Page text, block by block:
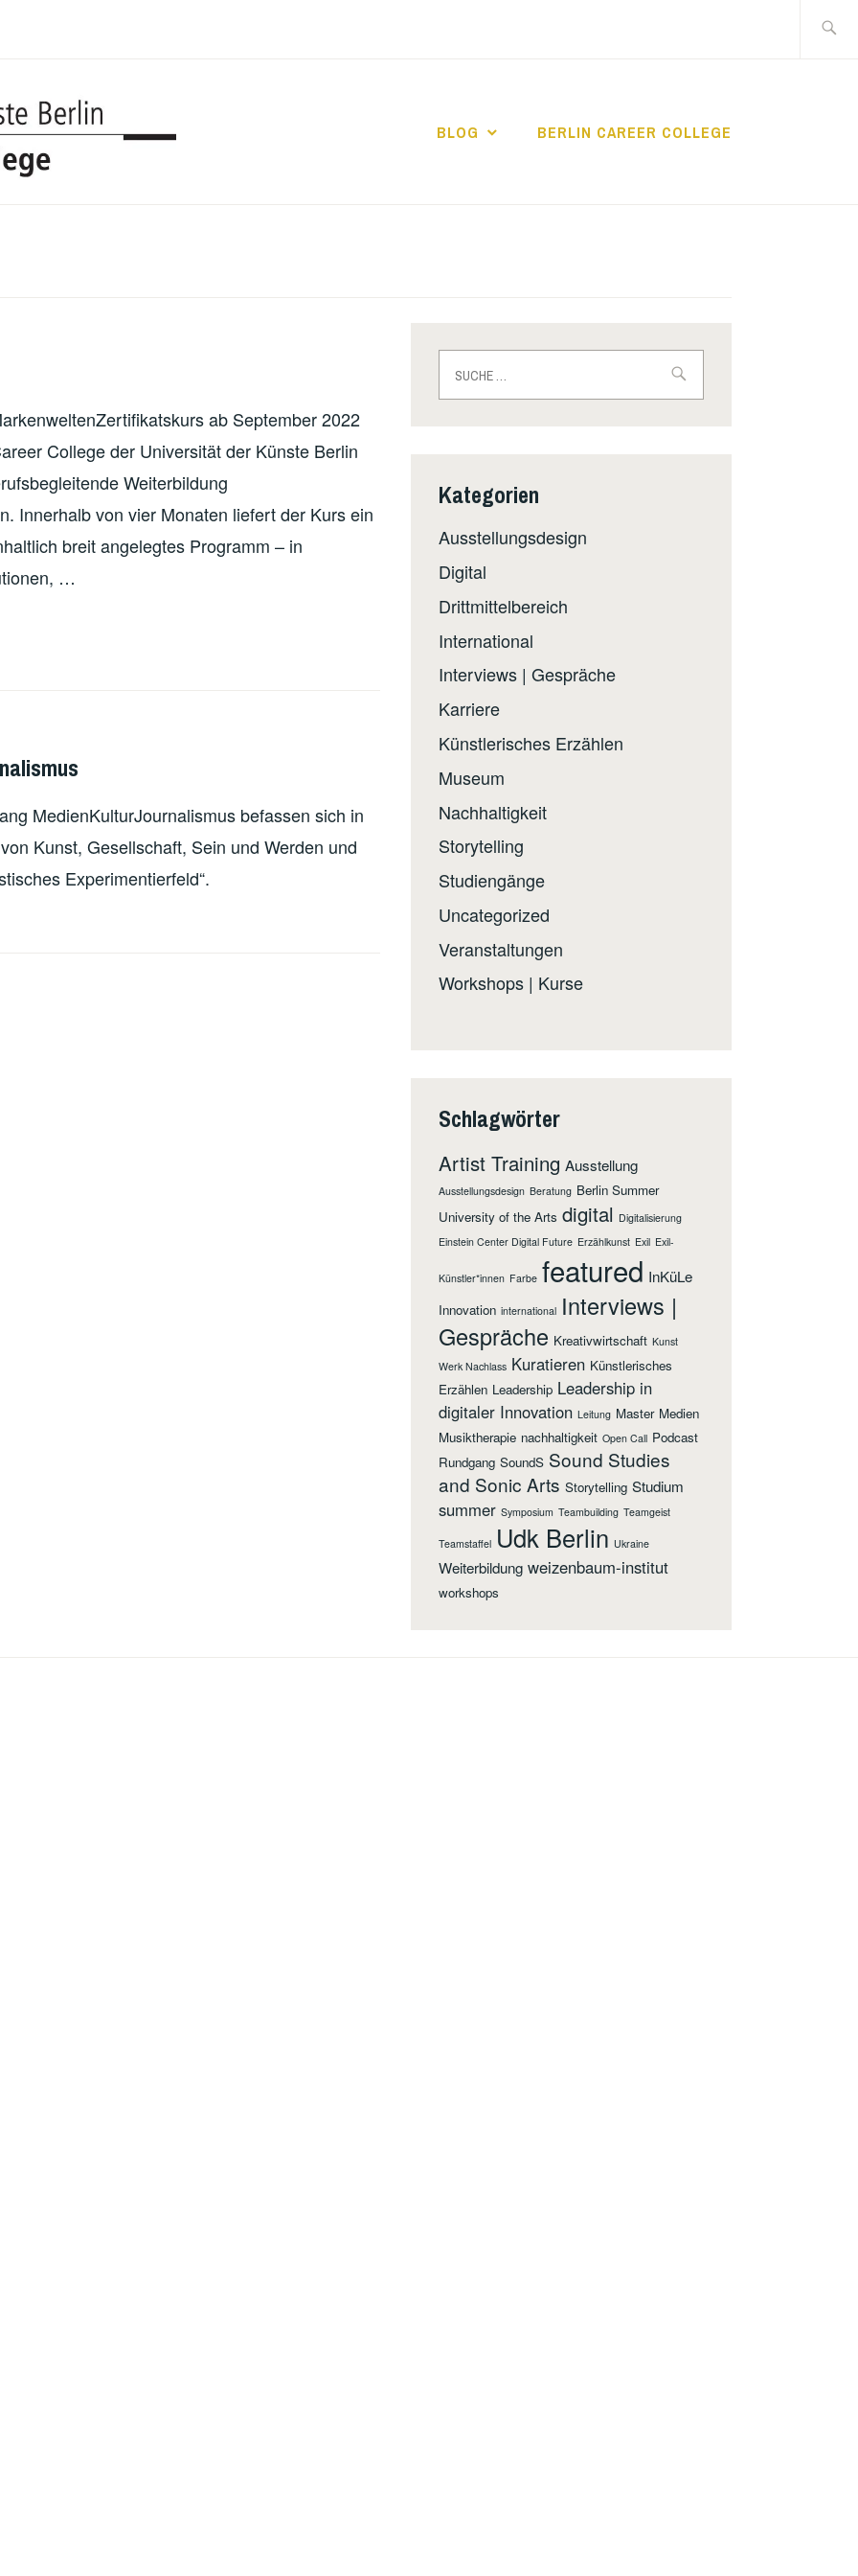
nach:
BLOG BERLIN CAREER COLLEGE
ab September 2022
College der Universität der Künste Berlin
Weiterbildung
Innerhalb von vier Monaten liefert der Kurs ein
breit angelegtes Programm – in
…
MedienKulturJournalismus befassen sich in
Kunst, Gesellschaft, Sein und Werden und
Experimentierfeld“.
nach:
Kategorien
Ausstellungsdesign
Digital
Drittmittelbereich
International
Interviews | Gespräche
Karriere
Künstlerisches Erzählen
Museum
Nachhaltigkeit
Storytelling
Studiengänge
Uncategorized
Veranstaltungen
Workshops | Kurse
Schlagwörter
Artist Training Ausstellung
Ausstellungsdesign Beratung Berlin Summer
University of the Arts digital Digitalisierung
Einstein Center Digital Future Erzählkunst Exil Exil-
Künstler*innen Farbe featured InKüLe
Innovation international Interviews |
Gespräche Kreativwirtschaft Kunst
Werk Nachlass Kuratieren Künstlerisches
Erzählen Leadership Leadership in
digitaler Innovation Leitung Master Medien
Musiktherapie nachhaltigkeit Open Call Podcast
Rundgang SoundS Sound Studies
and Sonic Arts Storytelling Studium
summer Symposium Teambuilding Teamgeist
Teamstaffel Udk Berlin Ukraine
Weiterbildung weizenbaum-institut
workshops